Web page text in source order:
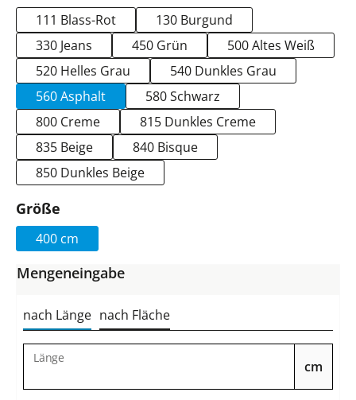
111 Blass-Rot
130 Burgund
330 Jeans
450 Grün
500 Altes Weiß
520 Helles Grau
540 Dunkles Grau
560 Asphalt
580 Schwarz
800 Creme
815 Dunkles Creme
835 Beige
840 Bisque
850 Dunkles Beige
Größe
400 cm
Mengeneingabe
nach Länge nach Fläche
Länge
cm